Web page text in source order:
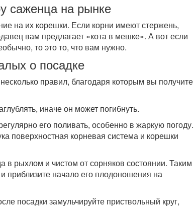
саженца на рынке
на их корешки. Если корни имеют стержень,
вам предлагает «кота в мешке». А вот если
то это то, что вам нужно.
о посадке
правил, благодаря которым вы получите
иначе он может погибнуть.
его поливать, особенно в жаркую погоду.
поверхностная корневая система и корешки
в рыхлом и чистом от сорняков состоянии. Таким
приблизите начало его плодоношения на
посадки замульчируйте приствольный круг,